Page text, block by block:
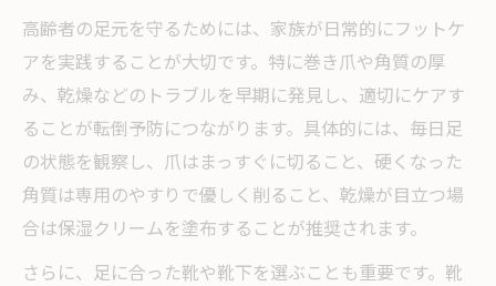
高齢者の足元を守るためには、家族が日常的にフットケ
アを実践することが大切です。特に巻き爪や角質の厚
み、乾燥などのトラブルを早期に発見し、適切にケアす
ることが転倒予防につながります。具体的には、毎日足
の状態を観察し、爪はまっすぐに切ること、硬くなった
角質は専用のやすりで優しく削ること、乾燥が目立つ場
合は保湿クリームを塗布することが推奨されます。
さらに、足に合った靴や靴下を選ぶことも重要です。靴